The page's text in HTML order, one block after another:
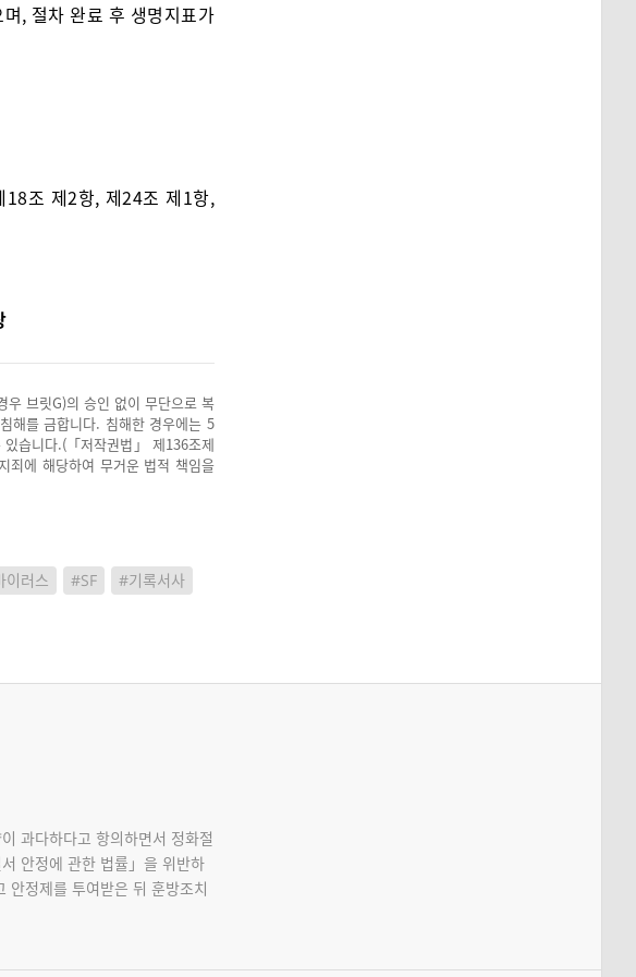
, 절차 완료 후 생명지표가
18조 제2항, 제24조 제1항,
우 브릿G)의 승인 없이 무단으로 복
해를 금합니다. 침해한 경우에는 5
습니다.(「저작권법」 제136조제
죄에 해당하여 무거운 법적 책임을
이러스 #SF
#기록서사
과다하다고 항의하면서 정화절
안정에 관한 법률」을 위반하
안정제를 투여받은 뒤 훈방조치